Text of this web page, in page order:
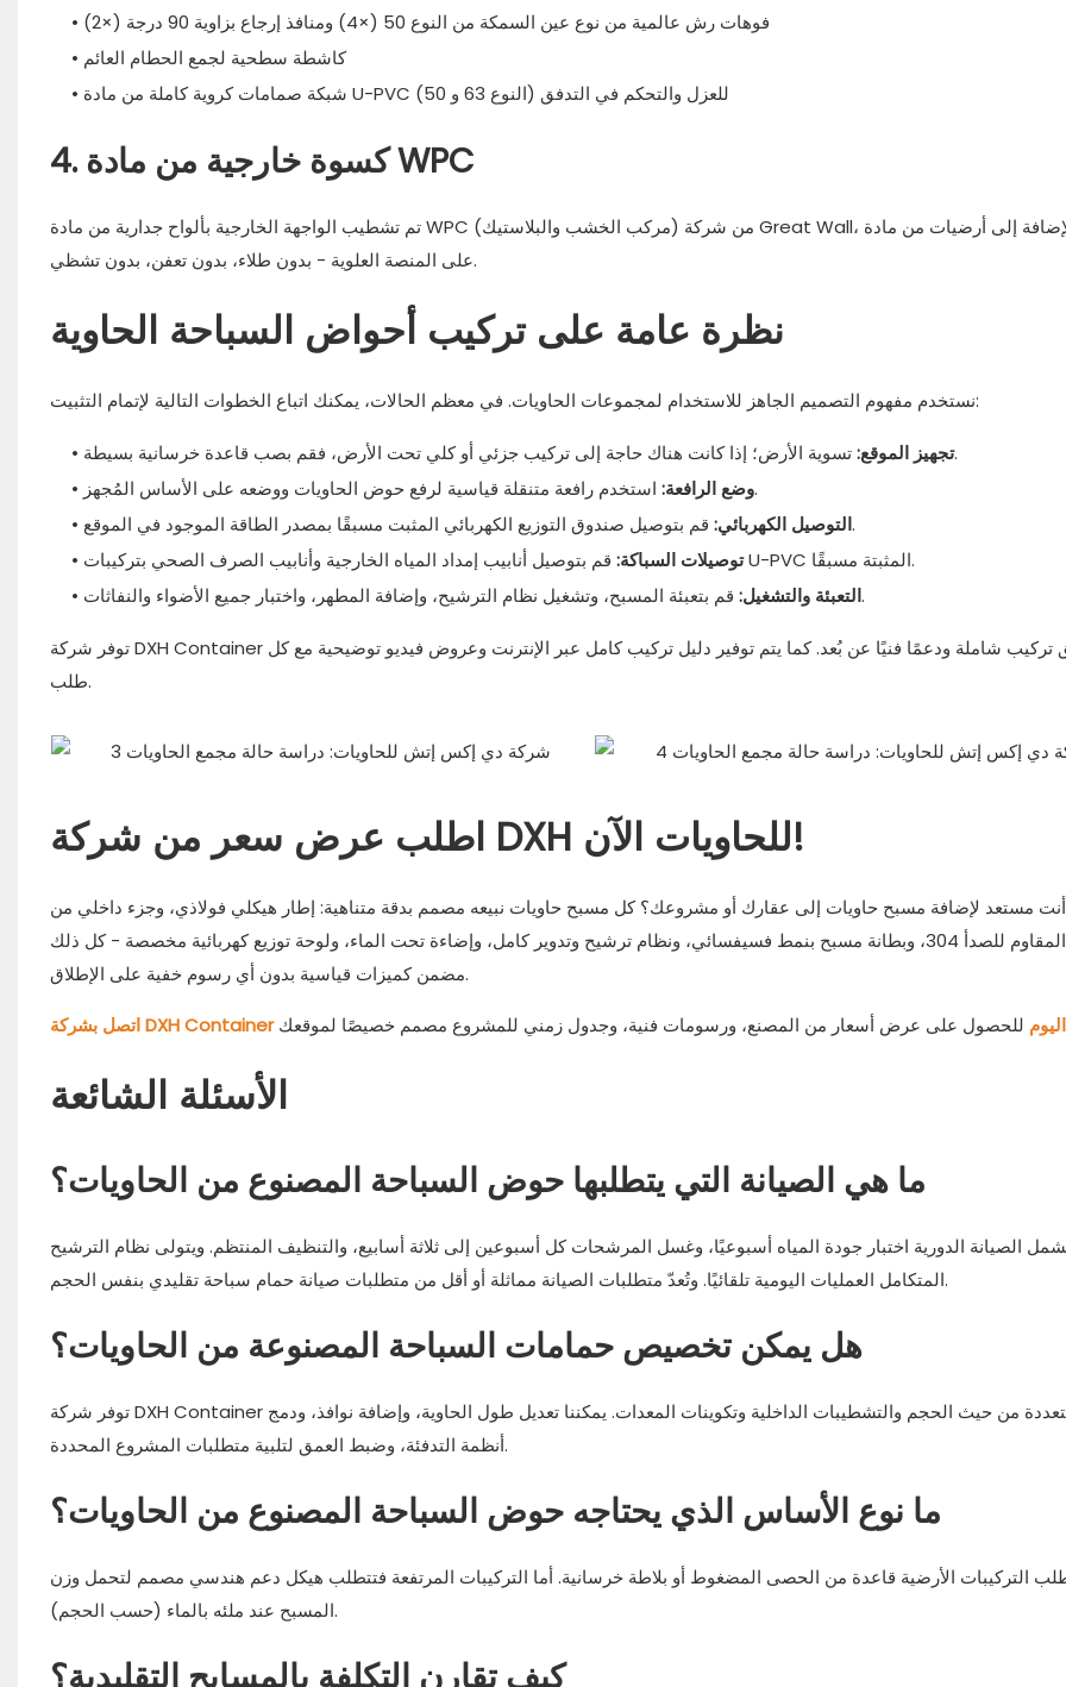
• فوهات رش عالمية من نوع عين السمكة من النوع 50 (×4) ومنافذ إرجاع بزاوية 90 درجة (×2)
• كاشطة سطحية لجمع الحطام العائم
• شبكة صمامات كروية كاملة من مادة U-PVC (النوع 63 و 50) للعزل والتحكم في التدفق
4. كسوة خارجية من مادة WPC
تم تشطيب الواجهة الخارجية بألواح جدارية من مادة WPC (مركب الخشب والبلاستيك) من شركة Great Wall، بالإضافة إلى أرضيات من مادة WPC
على المنصة العلوية - بدون طلاء، بدون تعفن، بدون تشظي.
نظرة عامة على تركيب أحواض السباحة الحاوية
نستخدم مفهوم التصميم الجاهز للاستخدام لمجموعات الحاويات. في معظم الحالات، يمكنك اتباع الخطوات التالية لإتمام التثبيت:
• تجهيز الموقع:تسوية الأرض؛ إذا كانت هناك حاجة إلى تركيب جزئي أو كلي تحت الأرض، فقم بصب قاعدة خرسانية بسيطة.
•
وضع الرافعة:استخدم رافعة متنقلة قياسية لرفع حوض الحاويات ووضعه على الأساس المُجهز.
•
التوصيل الكهربائي:قم بتوصيل صندوق التوزيع الكهربائي المثبت مسبقًا بمصدر الطاقة الموجود في الموقع.
•
توصيلات السباكة:
قم بتوصيل أنابيب إمداد المياه الخارجية وأنابيب الصرف الصحي بتركيبات U-PVC المثبتة مسبقًا.
•
التعبئة والتشغيل:قم بتعبئة المسبح، وتشغيل نظام الترشيح، وإضافة المطهر، واختبار جميع الأضواء والنفاثات.
توفر شركة DXH Container وثائق تركيب شاملة ودعمًا فنيًا عن بُعد. كما يتم توفير دليل تركيب كامل عبر الإنترنت وعروض فيديو توضيحية مع كل
طلب.
اطلب عرض سعر من شركة DXH للحاويات الآن!
مستعد لإضافة مسبح حاويات إلى عقارك أو مشروعك؟ كل مسبح حاويات نبيعه مصمم بدقة متناهية: إطار هيكلي فولاذي، وجزء داخلي من
الفولاذ المقاوم للصدأ 304، وبطانة مسبح بنمط فسيفسائي، ونظام ترشيح وتدوير كامل، وإضاءة تحت الماء، ولوحة توزيع كهربائية مخصصة - كل ذلك
مضمن كميزات قياسية بدون أي رسوم خفية على الإطلاق.
اتصل بشركة DXH Container اليومخصيصًا لموقعك.
الأسئلة الشائعة
ما هي الصيانة التي يتطلبها حوض السباحة المصنوع من الحاويات؟
الصيانة الدورية اختبار جودة المياه أسبوعيًا، وغسل المرشحات كل أسبوعين إلى ثلاثة أسابيع، والتنظيف المنتظم. ويتولى نظام الترشيح
المتكامل العمليات اليومية تلقائيًا. وتُعدّ متطلبات الصيانة مماثلة أو أقل من متطلبات صيانة حمام سباحة تقليدي بنفس الحجم.
هل يمكن تخصيص حمامات السباحة المصنوعة من الحاويات؟
توفر شركة DXH Container خيارات متعددة من حيث الحجم والتشطيبات الداخلية وتكوينات المعدات. يمكننا تعديل طول الحاوية، وإضافة نوافذ، ودمج
أنظمة التدفئة، وضبط العمق لتلبية متطلبات المشروع المحددة.
ما نوع الأساس الذي يحتاجه حوض السباحة المصنوع من الحاويات؟
التركيبات الأرضية قاعدة من الحصى المضغوط أو بلاطة خرسانية. أما التركيبات المرتفعة فتتطلب هيكل دعم هندسي مصمم لتحمل وزن
المسبح عند ملئه بالماء (حسب الحجم).
كيف تقارن التكلفة بالمسابح التقليدية؟